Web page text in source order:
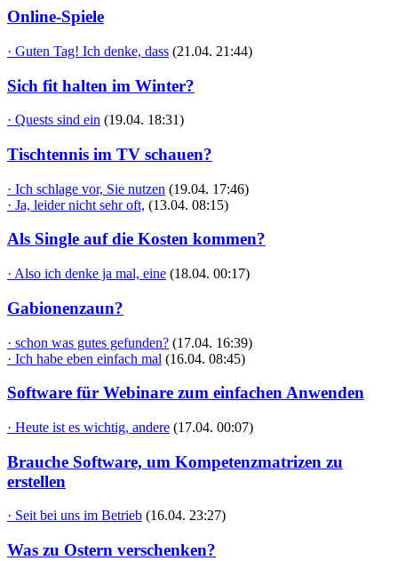
Online-Spiele
· Guten Tag! Ich denke, dass (21.04. 21:44)
Sich fit halten im Winter?
· Quests sind ein (19.04. 18:31)
Tischtennis im TV schauen?
· Ich schlage vor, Sie nutzen (19.04. 17:46)
· Ja, leider nicht sehr oft, (13.04. 08:15)
Als Single auf die Kosten kommen?
· Also ich denke ja mal, eine (18.04. 00:17)
Gabionenzaun?
· schon was gutes gefunden? (17.04. 16:39)
· Ich habe eben einfach mal (16.04. 08:45)
Software für Webinare zum einfachen Anwenden
· Heute ist es wichtig, andere (17.04. 00:07)
Brauche Software, um Kompetenzmatrizen zu
erstellen
· Seit bei uns im Betrieb (16.04. 23:27)
Was zu Ostern verschenken?